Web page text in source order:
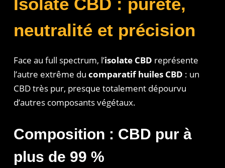
neutralité et précision
Face au full spectrum, l’isolate CBD représente
l’autre extrême du comparatif huiles CBD : un
CBD très pur, presque totalement dépourvu
d’autres composants végétaux.
Composition : CBD pur à
plus de 99 %